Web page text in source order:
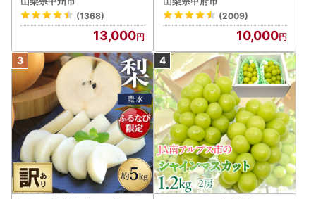
■■
通常、寄附完了後、２～３週間程度でのお届けとなります
年末のご寄附に関しましては、ワンストップご希望者さまと
の混乱を避けるため、
寄附翌年の1月11日以降に順次発送いたしますこと、何卒ご
了承ください。
026年発送】（MG）B12-
472 FN-Limited-VO シャ
インマスカット フルーツ
(1368)
13,000
県産 シャインマスカット 2
～3房（1.0kg以上）シャイ
ン フルーツ FN-Limited-S
P
(2009)
10,000